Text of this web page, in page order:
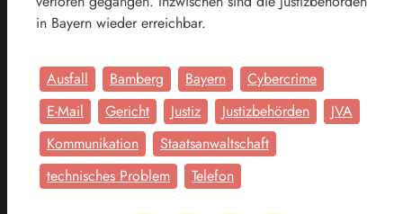
in Bayern wieder erreichbar.
Ausfall Bamberg Bayern
Cybercrime
E-Mail
Gericht Justiz Justizbehörden
JVA
Kommunikation
Staatsanwaltschaft
technisches Problem
Telefon